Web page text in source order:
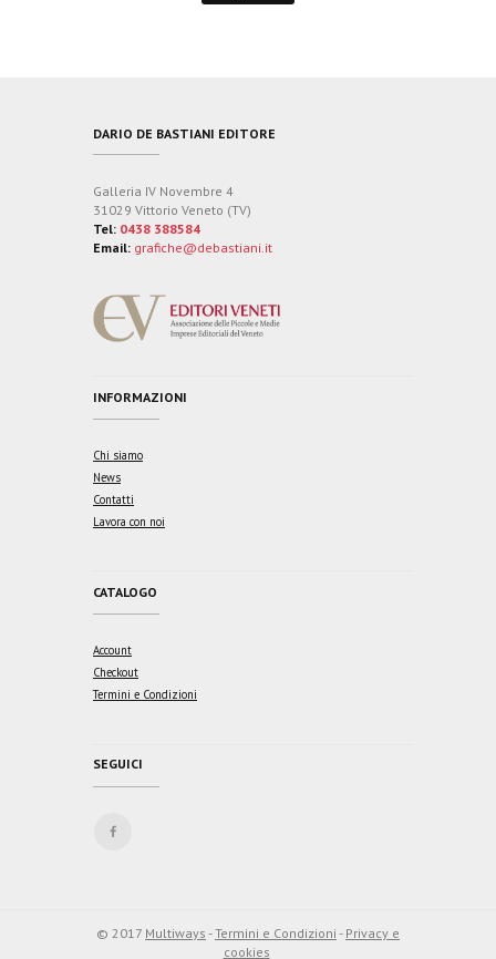
DARIO DE BASTIANI EDITORE
Galleria IV Novembre 4
31029 Vittorio Veneto (TV)
Tel: 0438 388584
Email: grafiche@debastiani.it
INFORMAZIONI
Chi siamo
News
Contatti
Lavora con noi
CATALOGO
Account
Checkout
Termini e Condizioni
SEGUICI
© 2017 Multiways -Termini e Condizioni - Privacy e
cookies